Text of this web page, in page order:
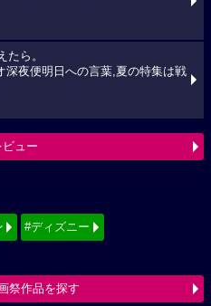
たら。
深夜便明日への言葉,夏の特集は戦
ュー
#ディズニー
祭作品を探す